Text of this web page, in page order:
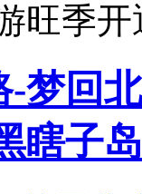
旺季
-梦回
瞎子岛